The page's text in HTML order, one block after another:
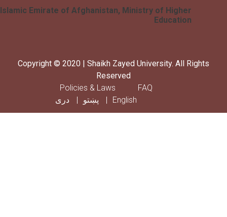
Islamic Emirate of Afghanistan, Ministry of Higher
Education
Copyright © 2020 | Shaikh Zayed University. All
Reserved
Footer menu
Policies & Laws
پښتو دری